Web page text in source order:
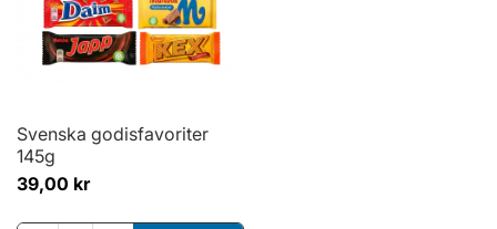
Svenska godisfavoriter
145g
39,00 kr